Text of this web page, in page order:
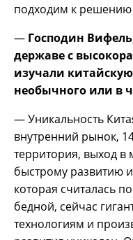
подходим к решению
— Господин
державе с
изучали
необычного или в
— Уникальность
внутренний рынок,
территория, выход в
быстрому развитию
которая считалась
бедной, сейчас
технологиям и